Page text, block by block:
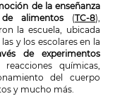
de la enseñanza
alimentos(TC-8),
la escuela, ubicada
y los escolares en la
de experimentos
químicas,
del cuerpo
y mucho más.